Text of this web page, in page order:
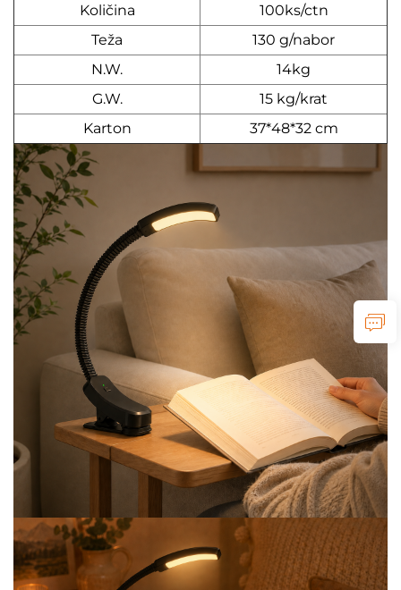
Količina
100ks/ctn
Teža
130 g/nabor
N.W.
14kg
G.W.
15 kg/krat
Karton
37*48*32 cm